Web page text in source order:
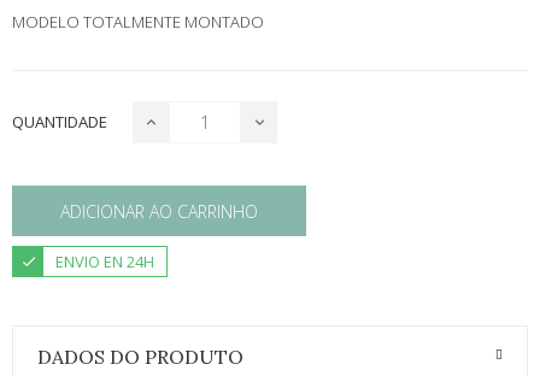
MODELO TOTALMENTE MONTADO
QUANTIDADE
ADICIONAR AO CARRINHO
ENVIO EN 24H
DADOS DO PRODUTO